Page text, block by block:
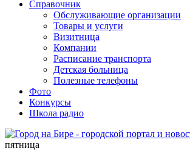
Справочник
Обслуживающие организации
Товары и услуги
Визитница
Компании
Расписание транспорта
Детская больница
Полезные телефоны
Фото
Конкурсы
Школа радио
пятница